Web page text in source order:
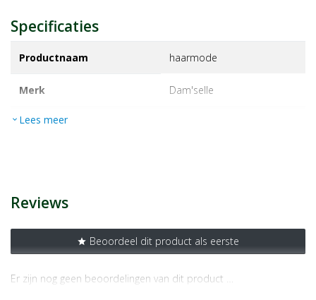
Specificaties
Productnaam haarmode
Merk dam'selle
EAN
expand_more Lees meer
Reviews
star Beoordeel dit product als eerste
Er zijn nog geen beoordelingen van dit product …